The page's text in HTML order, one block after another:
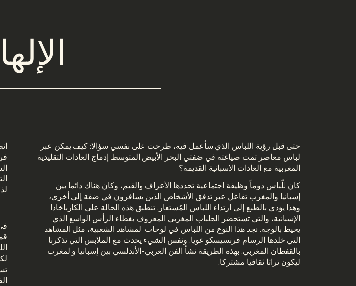
حتى قبل رؤية اللباس الذي سأعمل فيه، طرحت على نفسي سؤالا: كيف يمكن عبر
لباس معاصر تمت صياغته في ضفتي البحر الأبيض المتوسط إدماج العادات التقليدية
المغربية مع العادات الإسبانية القديمة؟
كان للّباس دوماً وظيفة اجتماعية تحددها الأعراف والقيم، وكان هناك دائما بين
إسبانيا والمغرب تفاعل عبر تدفق الأشخاص الذين يسافرون في ضفة إلى أخرى،
وهذا يؤدي بالطبع إلى ارتداء اللباس المُستعار. تنطبق هذه الحالة على الكارباخادا
الإسبانية، والتي تستحضر الجلباب المغربي المعروف بغطاء الرأس الواسع الذي
يحيط بالوجه. نجد هذا النوع من اللباس في لوحات المشاهد الشعبية، مثل المشاهد
التي خلدها الرسام فرنسيسكو غويا. ونفس الشيء يحدث مع الملابس التي تذكرنا
بالقفطان المغربي. بهذه الطريقة نشأ الفن العربي-الأندلسي بين إسبانيا والمغرب
ليكون تراثا ثقافيا مشتركا.